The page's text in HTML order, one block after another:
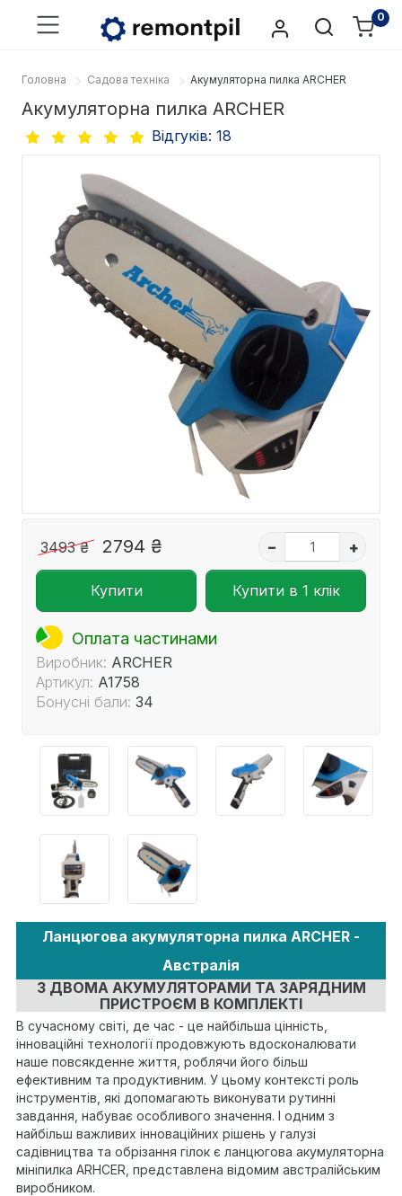
0
Головна Садова техніка Акумуляторна пилка ARCHER
Акумуляторна пилка ARCHER
Відгуків: 18
3493 ₴ 2794 ₴ – +
Купити Купити в 1 клік
Оплата частинами
Виробник: ARCHER
Артикул: A1758
Бонусні бали: 34
Ланцюгова акумуляторна пилка ARCHER -
Австралія
З ДВОМА АКУМУЛЯТОРАМИ ТА ЗАРЯДНИМ
ПРИСТРОЄМ В КОМПЛЕКТІ
В сучасному світі, де час - це найбільша цінність,
інноваційні технології продовжують вдосконалювати
наше повсякденне життя, роблячи його більш
ефективним та продуктивним. У цьому контексті роль
інструментів, які допомагають виконувати рутинні
завдання, набуває особливого значення. І одним з
найбільш важливих інноваційних рішень у галузі
садівництва та обрізання гілок є ланцюгова акумуляторна
мініпилка ARHCER, представлена відомим австралійським
виробником.